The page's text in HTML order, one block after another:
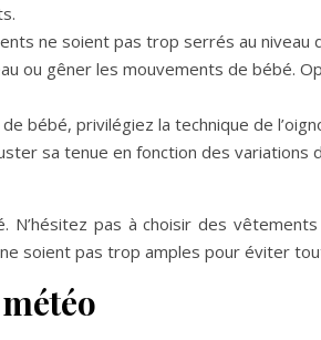
ne soient pas trop serrés au niveau
ou gêner les mouvements de bébé.
bébé, privilégiez la technique de
sa tenue en fonction des variations
pas à choisir des
soient pas trop amples pour éviter